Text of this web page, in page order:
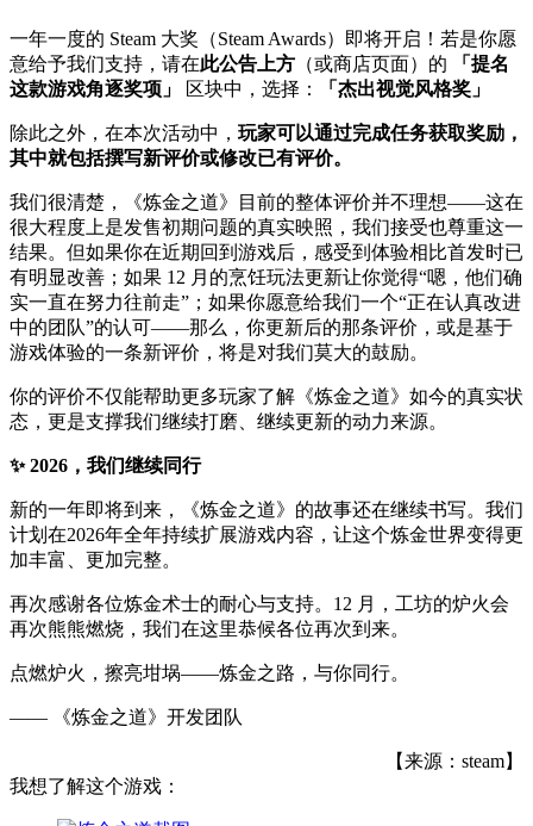
一年一度的 Steam 大奖（Steam Awards）即将开启！若是你愿
意给予我们支持，请在此公告上方 （或商店页面）的
「提名
这款游戏角逐奖项」
区块中，选择： 「杰出视觉风格奖」
除此之外，在本次活动中， 玩家可以通过完成任务获取奖励，
其中就包括撰写新评价或修改已有评价。
我们很清楚，《炼金之道》目前的整体评价并不理想——这在
很大程度上是发售初期问题的真实映照，我们接受也尊重这一
结果。但如果你在近期回到游戏后，感受到体验相比首发时已
有明显改善；如果 12 月的烹饪玩法更新让你觉得“嗯，他们确
实一直在努力往前走”；如果你愿意给我们一个“正在认真改进
中的团队”的认可——那么，你更新后的那条评价，或是基于
游戏体验的一条新评价，将是对我们莫大的鼓励。
你的评价不仅能帮助更多玩家了解《炼金之道》如今的真实状
态，更是支撑我们继续打磨、继续更新的动力来源。
✨ 2026，我们继续同行
新的一年即将到来，《炼金之道》的故事还在继续书写。我们
计划在2026年全年持续扩展游戏内容，让这个炼金世界变得更
加丰富、更加完整。
再次感谢各位炼金术士的耐心与支持。12 月，工坊的炉火会
再次熊熊燃烧，我们在这里恭候各位再次到来。
点燃炉火，擦亮坩埚——炼金之路，与你同行。
—— 《炼金之道》开发团队
【来源：steam】
我想了解这个游戏：